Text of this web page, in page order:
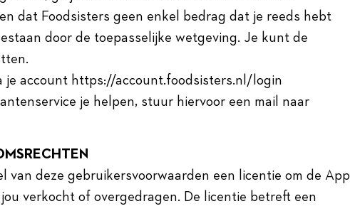
dat Foodsisters geen enkel bedrag dat je reeds hebt
door de toepasselijke wetgeving. Je kunt de
je account https://account.foodsisters.nl/login
je helpen, stuur hiervoor een mail naar
van deze gebruikersvoorwaarden een licentie om de App
verkocht of overgedragen. De licentie betreft een